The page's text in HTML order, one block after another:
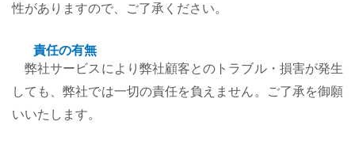
性がありますので、ご了承ください。
責任の有無
弊社サービスにより弊社顧客とのトラブル・損害が発生
しても、弊社では一切の責任を負えません。ご了承を御願
いいたします。